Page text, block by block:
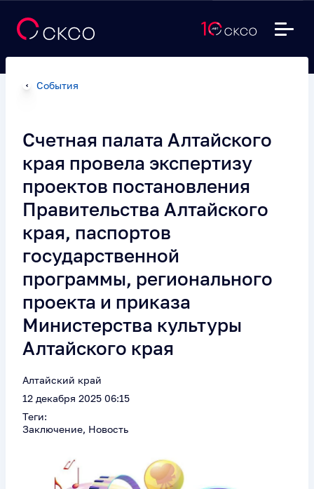
События
Счетная палата Алтайского
края провела экспертизу
проектов постановления
Правительства Алтайского
края, паспортов
государственной
программы, регионального
проекта и приказа
Министерства культуры
Алтайского края
Алтайский край
12 декабря 2025 06:15
Теги:
Заключение, Новость